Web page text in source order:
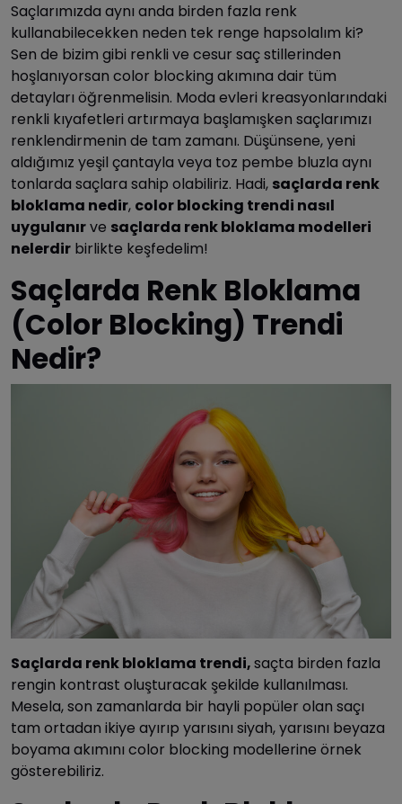
Saçlarımızda aynı anda birden fazla renk
kullanabilecekken neden tek renge hapsolalım ki?
Sen de bizim gibi renkli ve cesur saç stillerinden
hoşlanıyorsan color blocking akımına dair tüm
detayları öğrenmelisin. Moda evleri kreasyonlarındaki
renkli kıyafetleri artırmaya başlamışken saçlarımızı
renklendirmenin de tam zamanı. Düşünsene, yeni
aldığımız yeşil çantayla veya toz pembe bluzla aynı
tonlarda saçlara sahip olabiliriz. Hadi, saçlarda renk
bloklama nedir, color blocking trendi nasıl
uygulanırve saçlarda renk bloklama modelleri
nelerdir birlikte keşfedelim!
Saçlarda Renk Bloklama
(Color Blocking) Trendi
Nedir?
Saçlarda renk bloklama trendi,saçta birden fazla
rengin kontrast oluşturacak şekilde kullanılması.
Mesela, son zamanlarda bir hayli popüler olan saçı
tam ortadan ikiye ayırıp yarısını siyah, yarısını beyaza
boyama akımını color blocking modellerine örnek
gösterebiliriz.